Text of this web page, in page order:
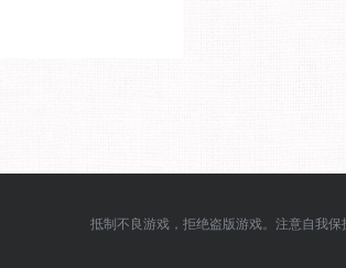
抵制不良游戏，拒绝盗版游戏。注意自我